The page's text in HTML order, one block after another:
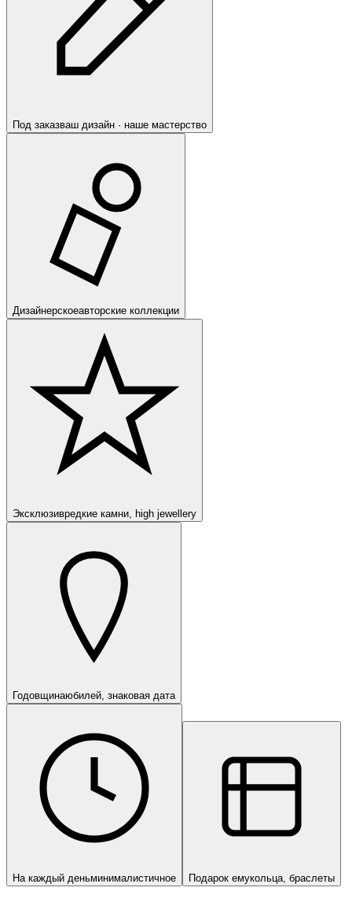
Под заказваш дизайн · наше мастерство
Дизайнерскоеавторские коллекции
Эксклюзивредкие камни, high jewellery
Годовщинаюбилей, знаковая дата
На каждый деньминималистичное Подарок емукольца, браслеты